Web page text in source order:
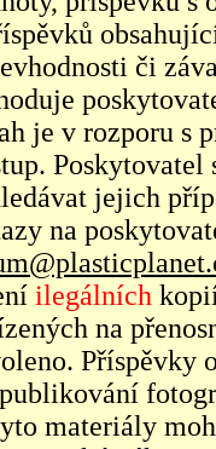
či
je v rozporu s
Poskytovatel
jejich
na
ilegálních
na
Příspěvky
materiály